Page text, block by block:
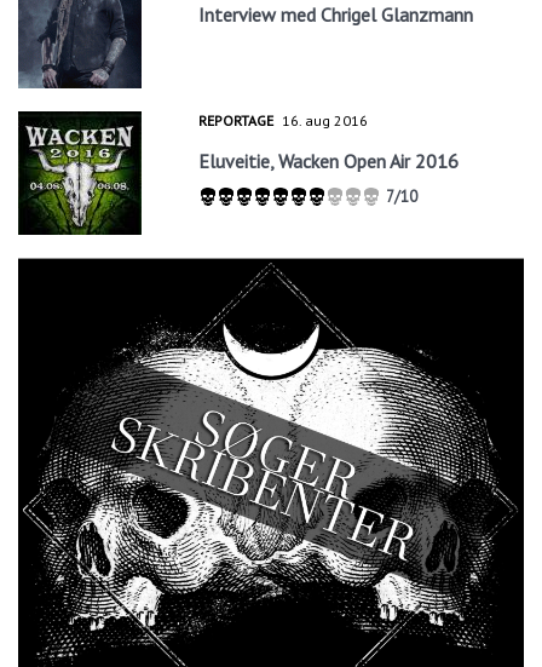
Interview med Chrigel Glanzmann
REPORTAGE 16. aug 2016
Eluveitie, Wacken Open Air 2016
7/10